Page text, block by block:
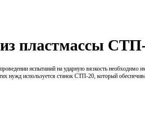
пластмассы
испытаний на ударную вязкость
нужд используется станок СТП-20, который